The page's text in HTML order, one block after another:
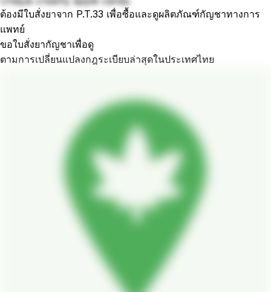
ต้องมีใบสั่งยาจาก P.T.33 เพื่อซื้อและดูผลิตภัณฑ์กัญชาทางการ
แพทย์
ขอใบสั่งยากัญชาเพื่อดู
ตามการเปลี่ยนแปลงกฎระเบียบล่าสุดในประเทศไทย